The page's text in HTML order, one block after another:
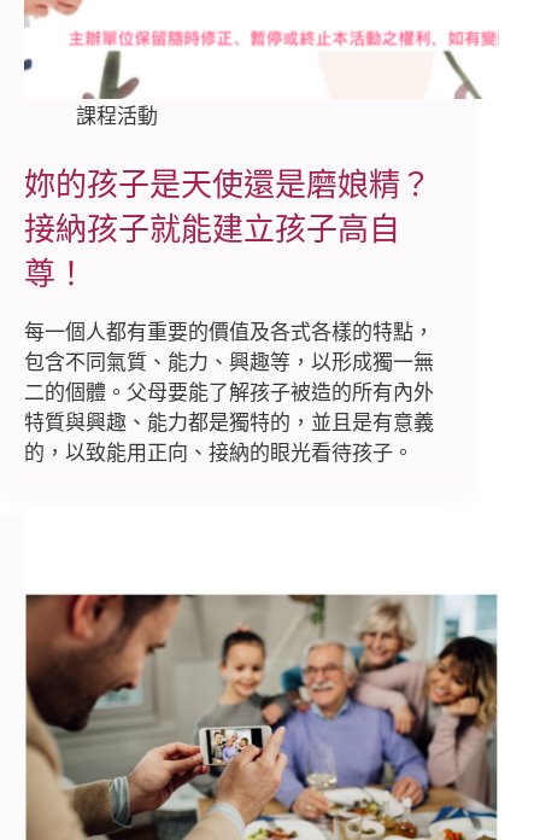
課程活動
妳的孩子是天使還是磨娘精？
接納孩子就能建立孩子高自
尊！
每一個人都有重要的價值及各式各樣的特點，
包含不同氣質、能力、興趣等，以形成獨一無
二的個體。父母要能了解孩子被造的所有內外
特質與興趣、能力都是獨特的，並且是有意義
的，以致能用正向、接納的眼光看待孩子。